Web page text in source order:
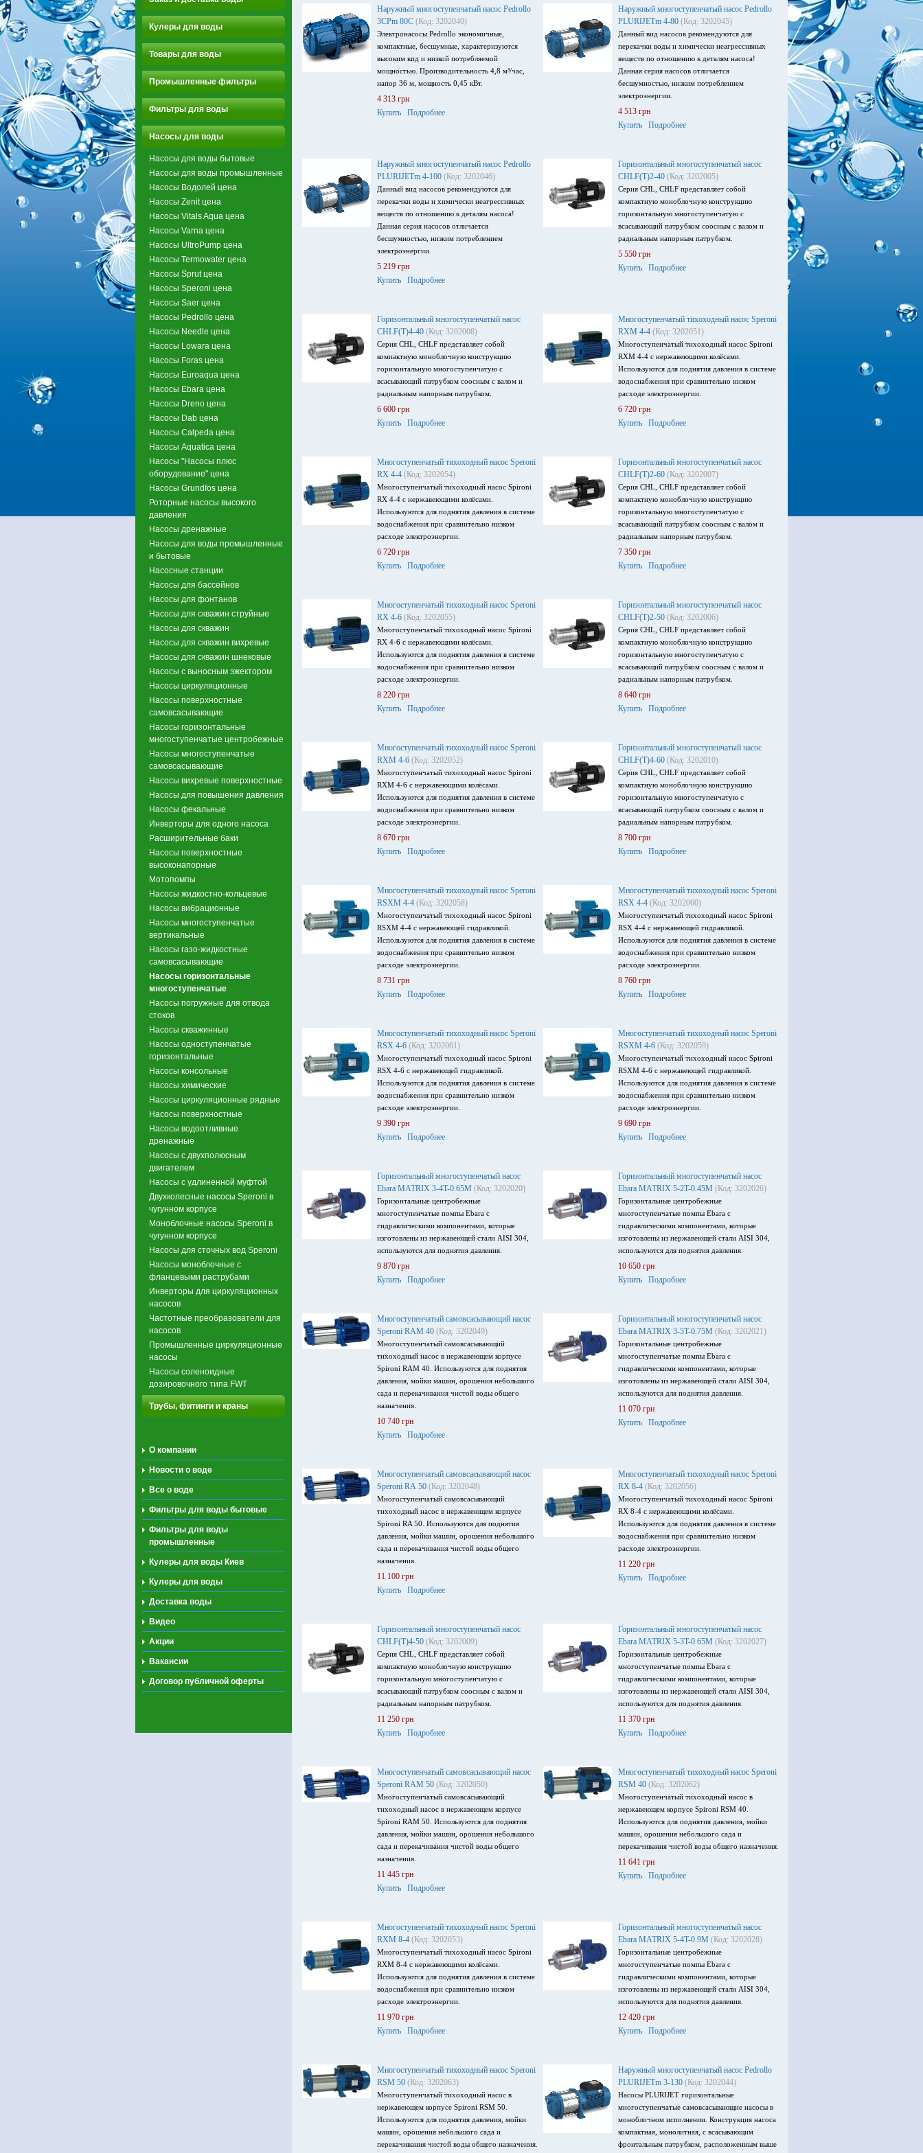
Кулеры для воды
Товары для воды
Промышленные фильтры
Фильтры для воды
Насосы для воды
Насосы для воды бытовые
Насосы для воды промышленные
Насосы Водолей цена
Насосы Zenit цена
Насосы Vitals Aqua цена
Насосы Varna цена
Насосы UltroPump цена
Насосы Termowater цена
Насосы Sprut цена
Насосы Speroni цена
Насосы Saer цена
Насосы Pedrollo цена
Насосы Needle цена
Насосы Lowara цена
Насосы Foras цена
Насосы Euroaqua цена
Насосы Ebara цена
Насосы Dreno цена
Насосы Dab цена
Насосы Calpeda цена
Насосы Aquatica цена
Насосы "Насосы плюс
оборудование" цена
Насосы Grundfos цена
Роторные насосы высокого
давления
Насосы дренажные
Насосы для воды промышленные
и бытовые
Насосные станции
Насосы для бассейнов
Насосы для фонтанов
Насосы для скважин струйные
Насосы для скважин
Насосы для скважин вихревые
Насосы для скважин шнековые
Насосы с выносным эжектором
Насосы циркуляционные
Насосы поверхностные
самовсасывающие
Насосы горизонтальные
многоступенчатые центробежные
Насосы многоступенчатые
самовсасывающие
Насосы вихревые поверхностные
Насосы для повышения давления
Насосы фекальные
Инверторы для одного насоса
Расширительные баки
Насосы поверхностные
высоконапорные
Мотопомпы
Насосы жидкостно-кольцевые
Насосы вибрационные
Насосы многоступенчатые
вертикальные
Насосы газо-жидкостные
самовсасывающие
Насосы горизонтальные
многоступенчатые
Насосы погружные для отвода
стоков
Насосы скважинные
Насосы одноступенчатые
горизонтальные
Насосы консольные
Насосы химические
Насосы циркуляционные рядные
Насосы поверхностные
Насосы водоотливные
дренажные
Насосы с двухполюсным
двигателем
Насосы с удлиненной муфтой
Двухколесные насосы Speroni в
чугунном корпусе
Моноблочные насосы Speroni в
чугунном корпусе
Насосы для сточных вод Speroni
Насосы моноблочные с
фланцевыми раструбами
Инверторы для циркуляционных
насосов
Частотные преобразователи для
насосов
Промышленные циркуляционные
насосы
Насосы соленоидные
дозировочного типа FWT
Трубы, фитинги и краны
О компании
Новости о воде
Все о воде
Фильтры для воды бытовые
Фильтры для воды
промышленные
Кулеры для воды Киев
Кулеры для воды
Доставка воды
Видео
Акции
Вакансии
Договор публичной оферты
Наружный многоступенчатый насос Pedrollo
3CPm 80C (Код: 3202040)
Электронасосы Pedrollo экономичные,
компактные, бесшумные, характеризуются
высоким кпд и низкой потребляемой
мощностью. Производительность 4,8 м³/час,
напор 36 м, мощность 0,45 кВт.
4 313 грн
Купить
Подробнее
Наружный многоступенчатый насос Pedrollo
PLURIJETm 4-80 (Код: 3202045)
Данный вид насосов рекомендуются для
перекачки воды и химически неагрессивных
веществ по отношению к деталям насоса!
Данная серия насосов отличается
бесшумностью, низким потреблением
электроэнергии.
4 513 грн
Купить
Подробнее
Наружный многоступенчатый насос Pedrollo
PLURIJETm 4-100 (Код: 3202046)
Данный вид насосов рекомендуются для
перекачки воды и химически неагрессивных
веществ по отношению к деталям насоса!
Данная серия насосов отличается
бесшумностью, низким потреблением
электроэнергии.
5 219 грн
Купить
Подробнее
Горизонтальный многоступенчатый насос
CHLF(T)2-40 (Код: 3202005)
Серия CHL, CHLF представляет собой
компактную моноблочную конструкцию
горизонтальную многоступенчатую с
всасывающий патрубком соосным с валом и
радиальным напорным патрубком.
5 550 грн
Купить
Подробнее
Горизонтальный многоступенчатый насос
CHLF(T)4-40 (Код: 3202008)
Серия CHL, CHLF представляет собой
компактную моноблочную конструкцию
горизонтальную многоступенчатую с
всасывающий патрубком соосным с валом и
радиальным напорным патрубком.
6 600 грн
Купить
Подробнее
Многоступенчатый тихоходный насос Speroni
RXM 4-4 (Код: 3202051)
Многоступенчатый тихоходный насос Spironi
RXM 4-4 с нержавеющими колёсами.
Используются для поднятия давления в системе
водоснабжения при сравнительно низком
расходе электроэнергии.
6 720 грн
Купить
Подробнее
Многоступенчатый тихоходный насос Speroni
RX 4-4 (Код: 3202054)
Многоступенчатый тихоходный насос Spironi
RX 4-4 с нержавеющими колёсами.
Используются для поднятия давления в системе
водоснабжения при сравнительно низком
расходе электроэнергии.
6 720 грн
Купить
Подробнее
Горизонтальный многоступенчатый насос
CHLF(T)2-60 (Код: 3202007)
Серия CHL, CHLF представляет собой
компактную моноблочную конструкцию
горизонтальную многоступенчатую с
всасывающий патрубком соосным с валом и
радиальным напорным патрубком.
7 350 грн
Купить
Подробнее
Многоступенчатый тихоходный насос Speroni
RX 4-6 (Код: 3202055)
Многоступенчатый тихоходный насос Spironi
RX 4-6 с нержавеющими колёсами.
Используются для поднятия давления в системе
водоснабжения при сравнительно низком
расходе электроэнергии.
8 220 грн
Купить
Подробнее
Горизонтальный многоступенчатый насос
CHLF(T)2-50 (Код: 3202006)
Серия CHL, CHLF представляет собой
компактную моноблочную конструкцию
горизонтальную многоступенчатую с
всасывающий патрубком соосным с валом и
радиальным напорным патрубком.
8 640 грн
Купить
Подробнее
Многоступенчатый тихоходный насос Speroni
RXM 4-6 (Код: 3202052)
Многоступенчатый тихоходный насос Spironi
RXM 4-6 с нержавеющими колёсами.
Используются для поднятия давления в системе
водоснабжения при сравнительно низком
расходе электроэнергии.
8 670 грн
Купить
Подробнее
Горизонтальный многоступенчатый насос
CHLF(T)4-60 (Код: 3202010)
Серия CHL, CHLF представляет собой
компактную моноблочную конструкцию
горизонтальную многоступенчатую с
всасывающий патрубком соосным с валом и
радиальным напорным патрубком.
8 700 грн
Купить
Подробнее
Многоступенчатый тихоходный насос Speroni
RSXM 4-4 (Код: 3202058)
Многоступенчатый тихоходный насос Spironi
RSXM 4-4 с нержавеющей гидравликой.
Используются для поднятия давления в системе
водоснабжения при сравнительно низком
расходе электроэнергии.
8 731 грн
Купить
Подробнее
Многоступенчатый тихоходный насос Speroni
RSX 4-4 (Код: 3202060)
Многоступенчатый тихоходный насос Spironi
RSX 4-4 с нержавеющей гидравликой.
Используются для поднятия давления в системе
водоснабжения при сравнительно низком
расходе электроэнергии.
8 760 грн
Купить
Подробнее
Многоступенчатый тихоходный насос Speroni
RSX 4-6 (Код: 3202061)
Многоступенчатый тихоходный насос Spironi
RSX 4-6 с нержавеющей гидравликой.
Используются для поднятия давления в системе
водоснабжения при сравнительно низком
расходе электроэнергии.
9 390 грн
Купить
Подробнее
Многоступенчатый тихоходный насос Speroni
RSXM 4-6 (Код: 3202059)
Многоступенчатый тихоходный насос Spironi
RSXM 4-6 с нержавеющей гидравликой.
Используются для поднятия давления в системе
водоснабжения при сравнительно низком
расходе электроэнергии.
9 690 грн
Купить
Подробнее
Горизонтальный многоступенчатый насос
Ebara MATRIX 3-4T-0.65M (Код: 3202020)
Горизонтальные центробежные
многоступенчатые помпы Ebara с
гидравлическими компонентами, которые
изготовлены из нержавеющей стали AISI 304,
используются для поднятия давления.
9 870 грн
Купить
Подробнее
Горизонтальный многоступенчатый насос
Ebara MATRIX 5-2T-0.45M (Код: 3202026)
Горизонтальные центробежные
многоступенчатые помпы Ebara с
гидравлическими компонентами, которые
изготовлены из нержавеющей стали AISI 304,
используются для поднятия давления.
10 650 грн
Купить
Подробнее
Многоступенчатый самовсасывающий насос
Speroni RАM 40 (Код: 3202049)
Многоступенчатый самовсасывающий
тихоходный насос в нержавеющем корпусе
Spironi RAM 40. Используются для поднятия
давления, мойки машин, орошения небольшого
сада и перекачивания чистой воды общего
назначения.
10 740 грн
Купить
Подробнее
Горизонтальный многоступенчатый насос
Ebara MATRIX 3-5T-0.75M (Код: 3202021)
Горизонтальные центробежные
многоступенчатые помпы Ebara с
гидравлическими компонентами, которые
изготовлены из нержавеющей стали AISI 304,
используются для поднятия давления.
11 070 грн
Купить
Подробнее
Многоступенчатый самовсасывающий насос
Speroni RА 50 (Код: 3202048)
Многоступенчатый самовсасывающий
тихоходный насос в нержавеющем корпусе
Spironi RA 50. Используются для поднятия
давления, мойки машин, орошения небольшого
сада и перекачивания чистой воды общего
назначения.
11 100 грн
Купить
Подробнее
Многоступенчатый тихоходный насос Speroni
RX 8-4 (Код: 3202056)
Многоступенчатый тихоходный насос Spironi
RX 8-4 с нержавеющими колёсами.
Используются для поднятия давления в системе
водоснабжения при сравнительно низком
расходе электроэнергии.
11 220 грн
Купить
Подробнее
Горизонтальный многоступенчатый насос
CHLF(T)4-50 (Код: 3202009)
Серия CHL, CHLF представляет собой
компактную моноблочную конструкцию
горизонтальную многоступенчатую с
всасывающий патрубком соосным с валом и
радиальным напорным патрубком.
11 250 грн
Купить
Подробнее
Горизонтальный многоступенчатый насос
Ebara MATRIX 5-3T-0.65M (Код: 3202027)
Горизонтальные центробежные
многоступенчатые помпы Ebara с
гидравлическими компонентами, которые
изготовлены из нержавеющей стали AISI 304,
используются для поднятия давления.
11 370 грн
Купить
Подробнее
Многоступенчатый самовсасывающий насос
Speroni RАM 50 (Код: 3202050)
Многоступенчатый самовсасывающий
тихоходный насос в нержавеющем корпусе
Spironi RAM 50. Используются для поднятия
давления, мойки машин, орошения небольшого
сада и перекачивания чистой воды общего
назначения.
11 445 грн
Купить
Подробнее
Многоступенчатый тихоходный насос Speroni
RSM 40 (Код: 3202062)
Многоступенчатый тихоходный насос в
нержавеющем корпусе Spironi RSM 40.
Используются для поднятия давления, мойки
машин, орошения небольшого сада и
перекачивания чистой воды общего назначения.
11 641 грн
Купить
Подробнее
Многоступенчатый тихоходный насос Speroni
RXM 8-4 (Код: 3202053)
Многоступенчатый тихоходный насос Spironi
RXM 8-4 с нержавеющими колёсами.
Используются для поднятия давления в системе
водоснабжения при сравнительно низком
расходе электроэнергии.
11 970 грн
Купить
Подробнее
Горизонтальный многоступенчатый насос
Ebara MATRIX 5-4T-0.9M (Код: 3202028)
Горизонтальные центробежные
многоступенчатые помпы Ebara с
гидравлическими компонентами, которые
изготовлены из нержавеющей стали AISI 304,
используются для поднятия давления.
12 420 грн
Купить
Подробнее
Многоступенчатый тихоходный насос Speroni
RSM 50 (Код: 3202063)
Многоступенчатый тихоходный насос в
нержавеющем корпусе Spironi RSM 50.
Используются для поднятия давления, мойки
машин, орошения небольшого сада и
перекачивания чистой воды общего назначения.
Наружный многоступенчатый насос Pedrollo
PLURIJETm 3-130 (Код: 3202044)
Насосы PLURIJET горизонтальные
многоступенчатые самовсасывающие насосы в
моноблочном исполнении. Конструкция насоса
компактная, монолитная, с всасывающим
фронтальным патрубком, расположенным выше